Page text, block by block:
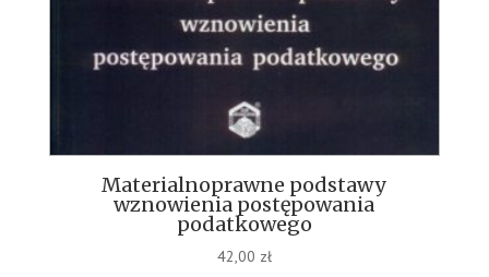
Materialnoprawne podstawy
wznowienia postępowania
podatkowego
42,00 zł